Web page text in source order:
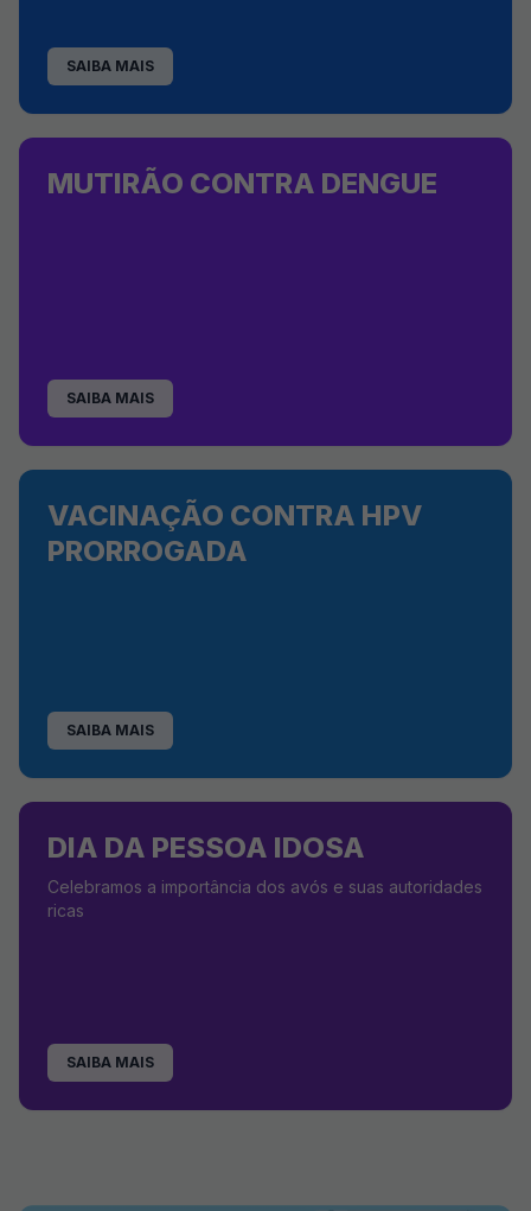
SAIBA MAIS
MUTIRÃO CONTRA DENGUE
SAIBA MAIS
VACINAÇÃO CONTRA HPV
PRORROGADA
SAIBA MAIS
DIA DA PESSOA IDOSA
Celebramos a importância dos avós e suas autoridades
ricas
SAIBA MAIS